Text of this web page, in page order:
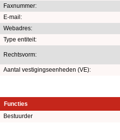
Faxnummer:
E-mail:
Webadres:
Type entiteit:
Rechtsvorm:
Aantal vestigingseenheden (VE):
Functies
Bestuurder